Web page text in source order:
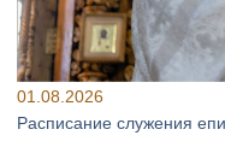
01.08.2026
Расписание служения